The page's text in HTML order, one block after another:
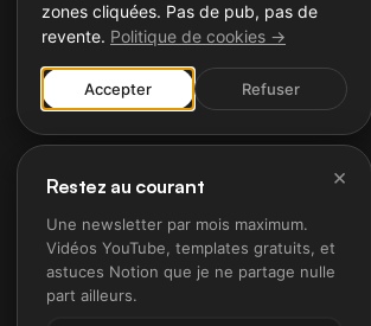
zones cliquées. Pas de pub, pas de
revente. Politique de cookies →
Accepter Refuser
×
Restez au courant
Une newsletter par mois maximum.
Vidéos YouTube, templates gratuits, et
astuces Notion que je ne partage nulle
part ailleurs.